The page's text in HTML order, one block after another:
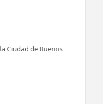
Ciudad de Buenos